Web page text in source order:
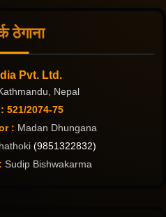
ठेगाना
Pvt. Ltd.
Nepal
521/2074-75
: Madan Dhungana
(9851322832)
Sudip Bishwakarma